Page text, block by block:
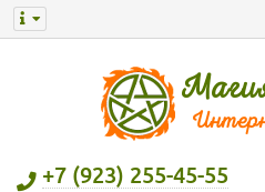
+7 (923) 255-45-55